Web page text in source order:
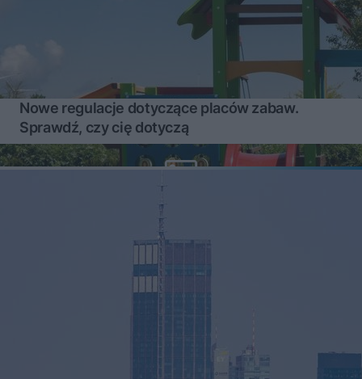
Nowe regulacje dotyczące placów zabaw.
Sprawdź, czy cię dotyczą